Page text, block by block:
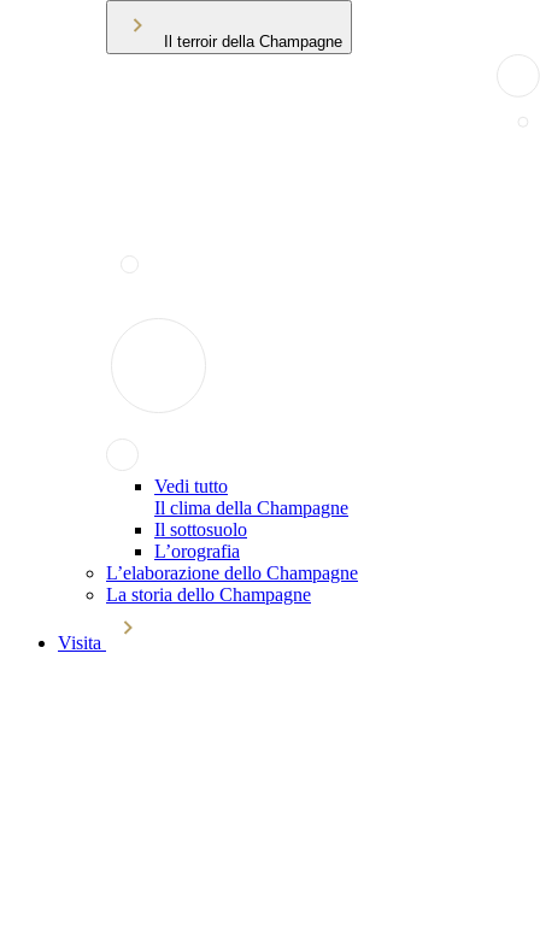
Il terroir della Champagne
Vedi tutto
Il clima della Champagne
Il sottosuolo
L’orografia
L’elaborazione dello Champagne
La storia dello Champagne
Visita